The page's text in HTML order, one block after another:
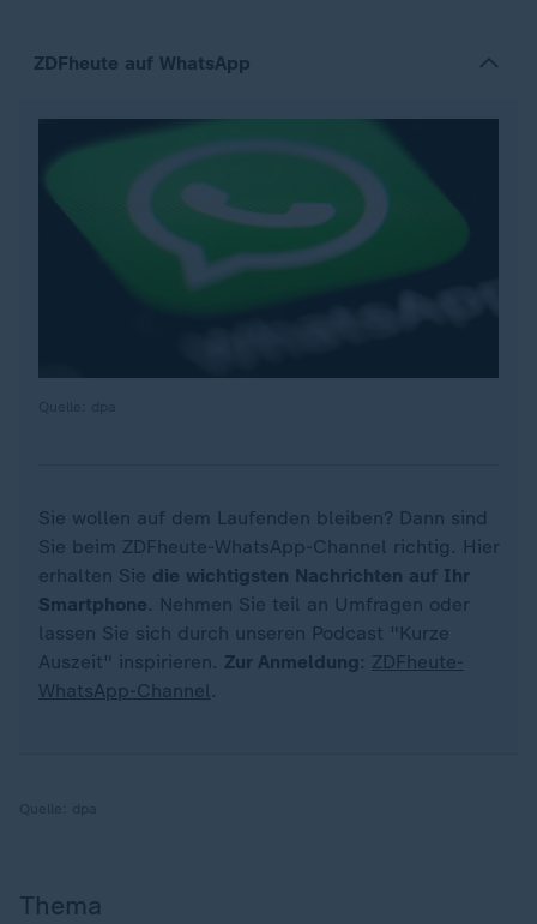
ZDFheute auf WhatsApp
Sie wollen auf dem Laufenden bleiben? Dann sind
Sie beim ZDFheute-WhatsApp-Channel richtig. Hier
erhalten Sie die wichtigsten Nachrichten auf Ihr
Smartphone. Nehmen Sie teil an Umfragen oder
lassen Sie sich durch unseren Podcast "Kurze
Auszeit" inspirieren. Zur Anmeldung : ZDFheute-
WhatsApp-Channel.
Thema